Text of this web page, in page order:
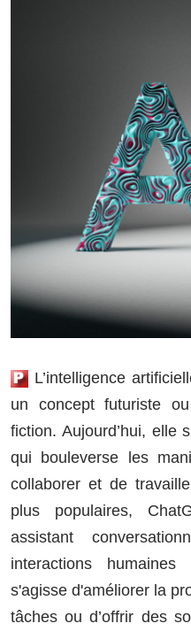
L’intelligence
un concept futuriste
fiction. Aujourd’hui, elle
qui bouleverse les
collaborer et de
plus populaires,
assistant
interactions
s'agisse d'améliorer la
tâches ou d’offrir des